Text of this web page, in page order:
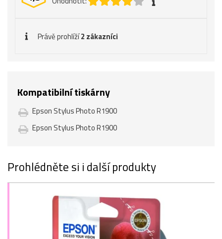
Právě prohlíží2 zákazníci
Kompatibilní tiskárny
Epson Stylus Photo R1900
Epson Stylus Photo R1900
Prohlédněte si i další produkty